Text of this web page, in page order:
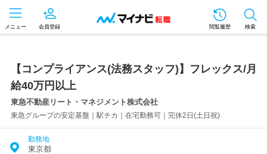
メニュー 会員登録 閲覧履歴 検索
【コンプライアンス(法務スタッフ)】フレックス/月
給40万円以上
東急不動産リート・マネジメント株式会社
東急グループの安定基盤｜駅チカ｜在宅勤務可｜完休2日(土日祝)
勤務地
東京都